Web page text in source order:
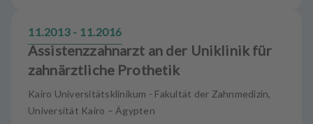
11.2013 - 11.2016
Assistenzzahnarzt an der Uniklinik für
zahnärztliche Prothetik
Kairo Universitätsklinikum - Fakultät der Zahnmedizin,
Universität Kairo – Ägypten